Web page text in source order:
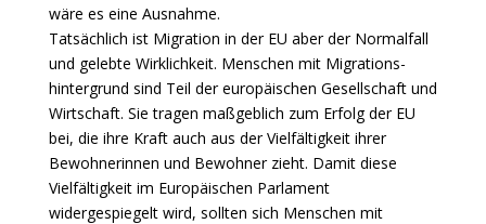
wäre es eine Ausnahme.
Tatsächlich ist Migration in der EU aber der Normalfall
und gelebte Wirklichkeit. Menschen mit Migrations-
hintergrund sind Teil der europäischen Gesellschaft und
Wirtschaft. Sie tragen maßgeblich zum Erfolg der EU
bei, die ihre Kraft auch aus der Vielfältigkeit ihrer
Bewohnerinnen und Bewohner zieht. Damit diese
Vielfältigkeit im Europäischen Parlament
widergespiegelt wird, sollten sich Menschen mit